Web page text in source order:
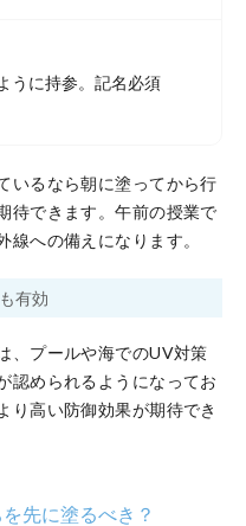
うに持参。記名必須
いるなら朝に塗ってから行
待できます。午前の授業で
への備えになります。
有効
、プールや海でのUV対策
認められるようになってお
り高い防御効果が期待でき
先に塗るべき？